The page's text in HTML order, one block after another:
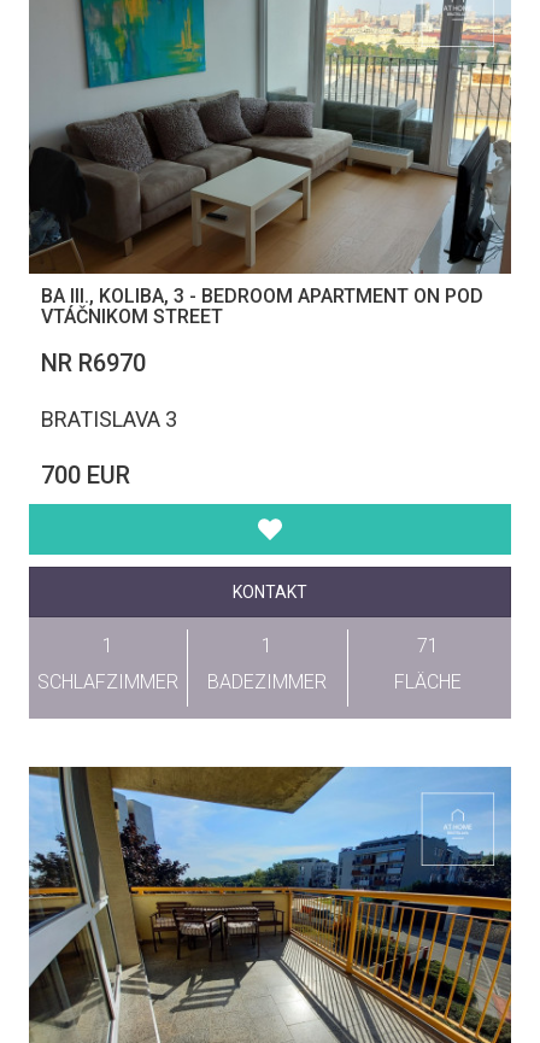
BA III., KOLIBA, 3 - BEDROOM APARTMENT ON POD
VTÁČNIKOM STREET
NR R6970
BRATISLAVA 3
700 EUR
KONTAKT
1
SCHLAFZIMMER
1
BADEZIMMER
71
FLÄCHE